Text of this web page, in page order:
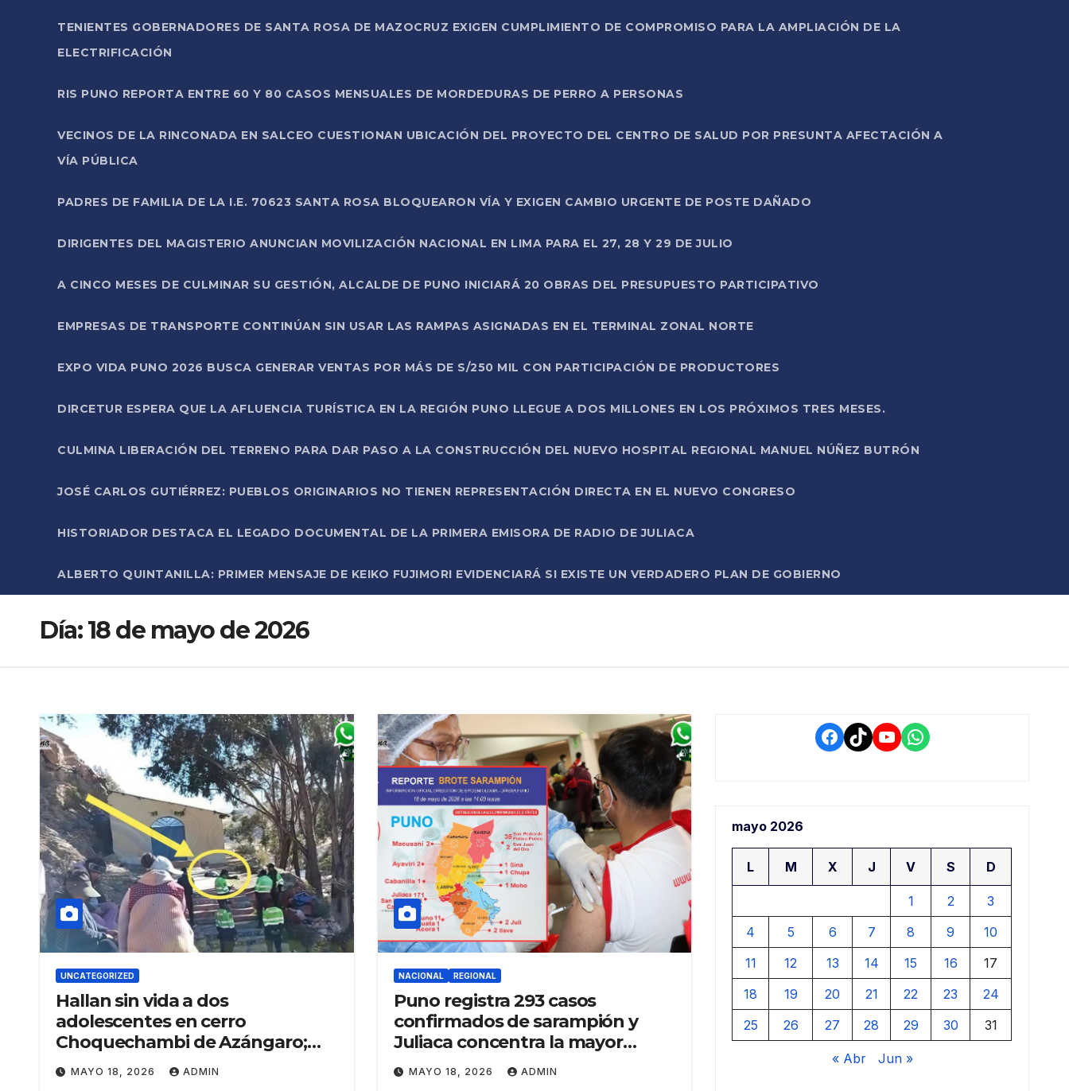
TENIENTES GOBERNADORES DE SANTA ROSA DE MAZOCRUZ EXIGEN CUMPLIMIENTO DE COMPROMISO PARA LA AMPLIACIÓN DE LA
ELECTRIFICACIÓN
RIS PUNO REPORTA ENTRE 60 Y 80 CASOS MENSUALES DE MORDEDURAS DE PERRO A PERSONAS
VECINOS DE LA RINCONADA EN SALCEO CUESTIONAN UBICACIÓN DEL PROYECTO DEL CENTRO DE SALUD POR PRESUNTA AFECTACIÓN A
VÍA PÚBLICA
PADRES DE FAMILIA DE LA I.E. 70623 SANTA ROSA BLOQUEARON VÍA Y EXIGEN CAMBIO URGENTE DE POSTE DAÑADO
DIRIGENTES DEL MAGISTERIO ANUNCIAN MOVILIZACIÓN NACIONAL EN LIMA PARA EL 27, 28 Y 29 DE JULIO
A CINCO MESES DE CULMINAR SU GESTIÓN, ALCALDE DE PUNO INICIARÁ 20 OBRAS DEL PRESUPUESTO PARTICIPATIVO
EMPRESAS DE TRANSPORTE CONTINÚAN SIN USAR LAS RAMPAS ASIGNADAS EN EL TERMINAL ZONAL NORTE
EXPO VIDA PUNO 2026 BUSCA GENERAR VENTAS POR MÁS DE S/250 MIL CON PARTICIPACIÓN DE PRODUCTORES
DIRCETUR ESPERA QUE LA AFLUENCIA TURÍSTICA EN LA REGIÓN PUNO LLEGUE A DOS MILLONES EN LOS PRÓXIMOS TRES MESES.
CULMINA LIBERACIÓN DEL TERRENO PARA DAR PASO A LA CONSTRUCCIÓN DEL NUEVO HOSPITAL REGIONAL MANUEL NÚÑEZ BUTRÓN
JOSÉ CARLOS GUTIÉRREZ: PUEBLOS ORIGINARIOS NO TIENEN REPRESENTACIÓN DIRECTA EN EL NUEVO CONGRESO
HISTORIADOR DESTACA EL LEGADO DOCUMENTAL DE LA PRIMERA EMISORA DE RADIO DE JULIACA
ALBERTO QUINTANILLA: PRIMER MENSAJE DE KEIKO FUJIMORI EVIDENCIARÁ SI EXISTE UN VERDADERO PLAN DE GOBIERNO
Día:18 de mayo de 2026
UNCATEGORIZED
Hallan sin vida a dos
adolescentes en cerro
Choquechambi de Azángaro;
cuerpos presentaban signos de
violencia
MAYO 18, 2026 ADMIN
NACIONAL REGIONAL
Puno registra 293 casos
confirmados de sarampión y
Juliaca concentra la mayor
cantidad de contagios
MAYO 18, 2026 ADMIN
Facebook
TikTokYouTube
WhatsApp
mayo 2026
L M X J V S D
1 2
3
4
5 6 7 8 9
10
11
12 13 14 15 16
17
18
19 20 21 22 23
24
25
26 27 28 29 30 31
« Abr Jun »